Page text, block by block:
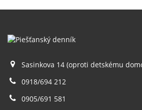
Sasinkova 14 (oproti detskému
0918/694 212
0905/691 581